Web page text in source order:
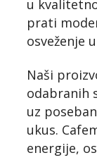
u
prati
osveženje
Naši
odabranih
uz
ukus.
energije,